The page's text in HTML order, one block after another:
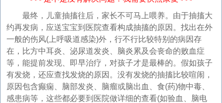
最终，儿童抽搐往后，家长不可马上喂养。由于抽搐大
约再发病，应送宝宝到医院查看构成抽搐的原因。找出在外
一般的伤风(上呼吸道感染)外，行不行比较特别的病因存
在，比方中耳炎、泌尿道发炎、脑炎累及会丧命的败血症
等，能提前发现、即早治疗，对孩子才是最棒的。假如孩子
有发烧，还应查找发烧的原因。没有发烧的抽搐比较喧闹，
原因包含癫痫、脑部发炎、脑瘤或脑出血、食(药)物中毒、
感患病等，这些都必要到医院做详细的查看(如验血、脑电